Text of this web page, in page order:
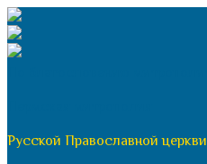
Перейти
к
содержимому
Русской Православной церкви